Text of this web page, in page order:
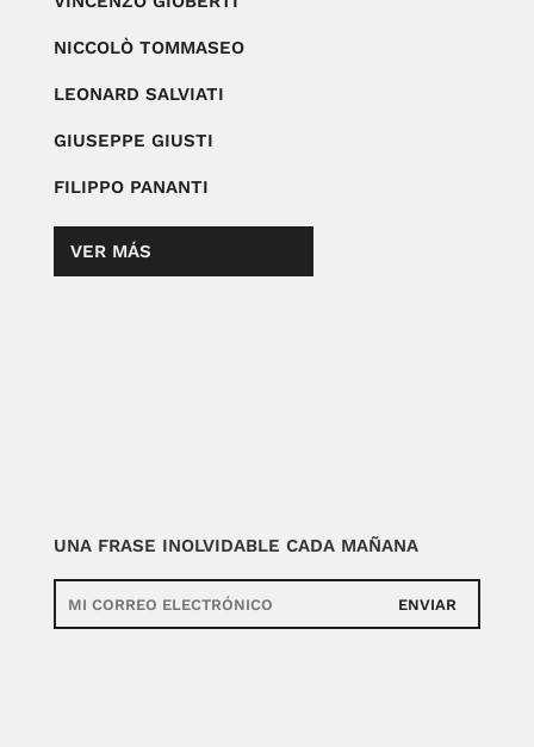
NICCOLÒ TOMMASEO
LEONARD SALVIATI
GIUSEPPE GIUSTI
FILIPPO PANANTI
VER MÁS
UNA FRASE INOLVIDABLE CADA MAÑANA
ENVIAR